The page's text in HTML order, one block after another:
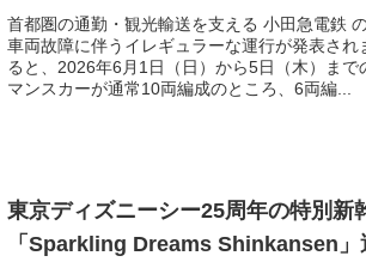
首都圏の通勤・観光輸送を支える 小田急電鉄
車両故障に伴うイレギュラーな運行が発表され
ると、2026年6月1日（日）から5日（木）まで
マンスカーが通常10両編成のところ、6両編...
東京ディズニーシー25周年の特別新
「Sparkling Dreams Shinkansen」